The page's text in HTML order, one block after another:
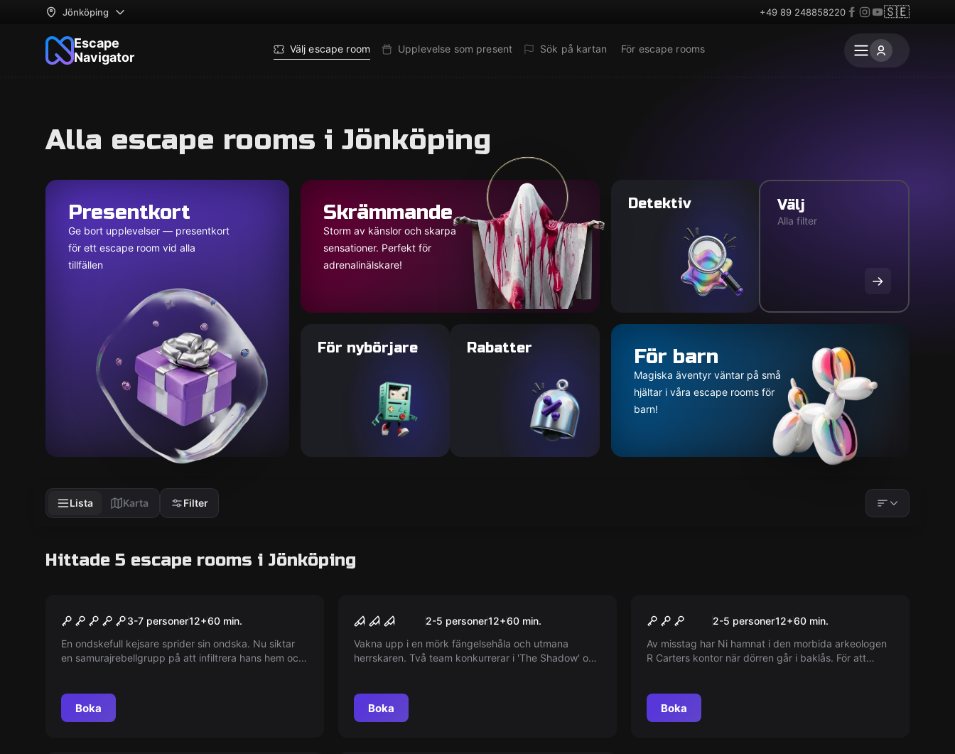
Jönköping +49 89 248858220 🇸🇪
Escape
Navigator
Välj escape room Upplevelse som present Sök på kartan För escape rooms
Alla escape rooms i Jönköping
Presentkort
Ge bort upplevelser — presentkort
för ett escape room vid alla
tillfällen
Skrämmande
Storm av känslor och skarpa
sensationer. Perfekt för
adrenalinälskare!
För barn
Magiska äventyr väntar på små
hjältar i våra escape rooms för
barn!
För nybörjare Rabatter
Detektiv Välj
Alla filter
Lista Karta Filter
Hittade 5 escape rooms i Jönköping
Assassination
3-7 personer12+60 min.
En ondskefull kejsare sprider sin ondska. Nu siktar
en samurajrebellgrupp på att infiltrera hans hem och
Boka
Dungeons - The Shadow
2-5 personer12+60 min.
Vakna upp i en mörk fängelsehåla och utmana
herrskaren. Två team konkurrerar i 'The Shadow' och
Boka
Mysterium2-5 personer12+60 min.
Av misstag har Ni hamnat i den morbida arkeologen
R Carters kontor när dörren går i baklås. För att
gå samma öde tillmötes som Carter..
Boka